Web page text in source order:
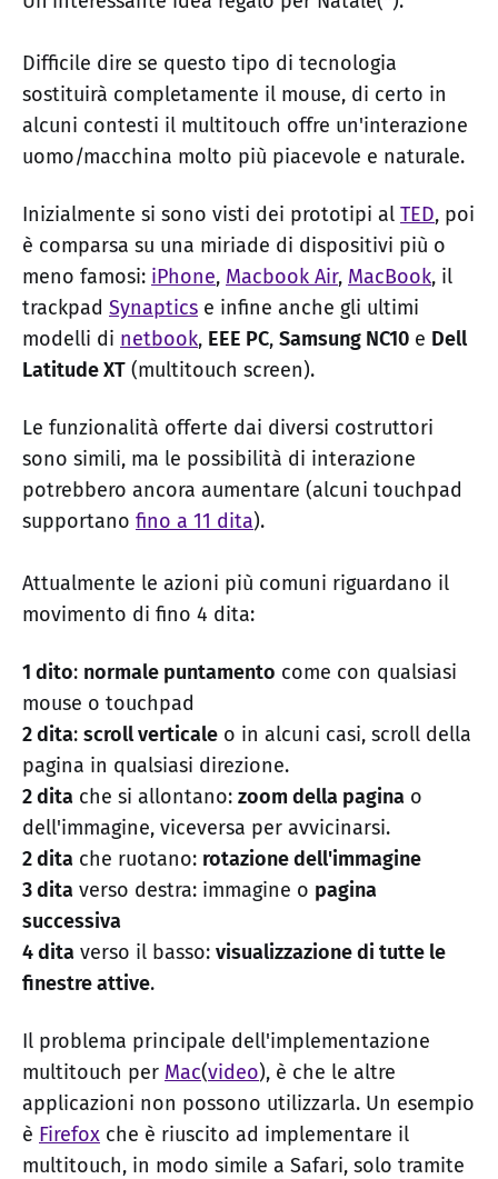
Difficile dire se questo tipo di tecnologia
sostituirà completamente il mouse, di certo in
alcuni contesti il multitouch offre un'interazione
uomo/macchina molto più piacevole e naturale.
Inizialmente si sono visti dei prototipi al TED, poi
è comparsa su una miriade di dispositivi più o
meno famosi: iPhone, Macbook Air, MacBook, il
trackpad Synaptics e infine anche gli ultimi
modelli di netbook, EEE PC, Samsung NC10 e Dell
Latitude XT (multitouch screen).
Le funzionalità offerte dai diversi costruttori
sono simili, ma le possibilità di interazione
potrebbero ancora aumentare (alcuni touchpad
supportano fino a 11 dita).
Attualmente le azioni più comuni riguardano il
movimento di fino 4 dita:
1 dito: normale puntamento come con qualsiasi
mouse o touchpad
2 dita: scroll verticale o in alcuni casi, scroll della
pagina in qualsiasi direzione.
2 dita che si allontano: zoom della pagina o
dell'immagine, viceversa per avvicinarsi.
2 dita che ruotano: rotazione dell'immagine
3 dita verso destra: immagine o pagina
successiva
4 dita verso il basso: visualizzazione di tutte le
finestre attive.
Il problema principale dell'implementazione
multitouch per Mac(video), è che le altre
applicazioni non possono utilizzarla. Un esempio
è Firefox che è riuscito ad implementare il
multitouch, in modo simile a Safari, solo tramite